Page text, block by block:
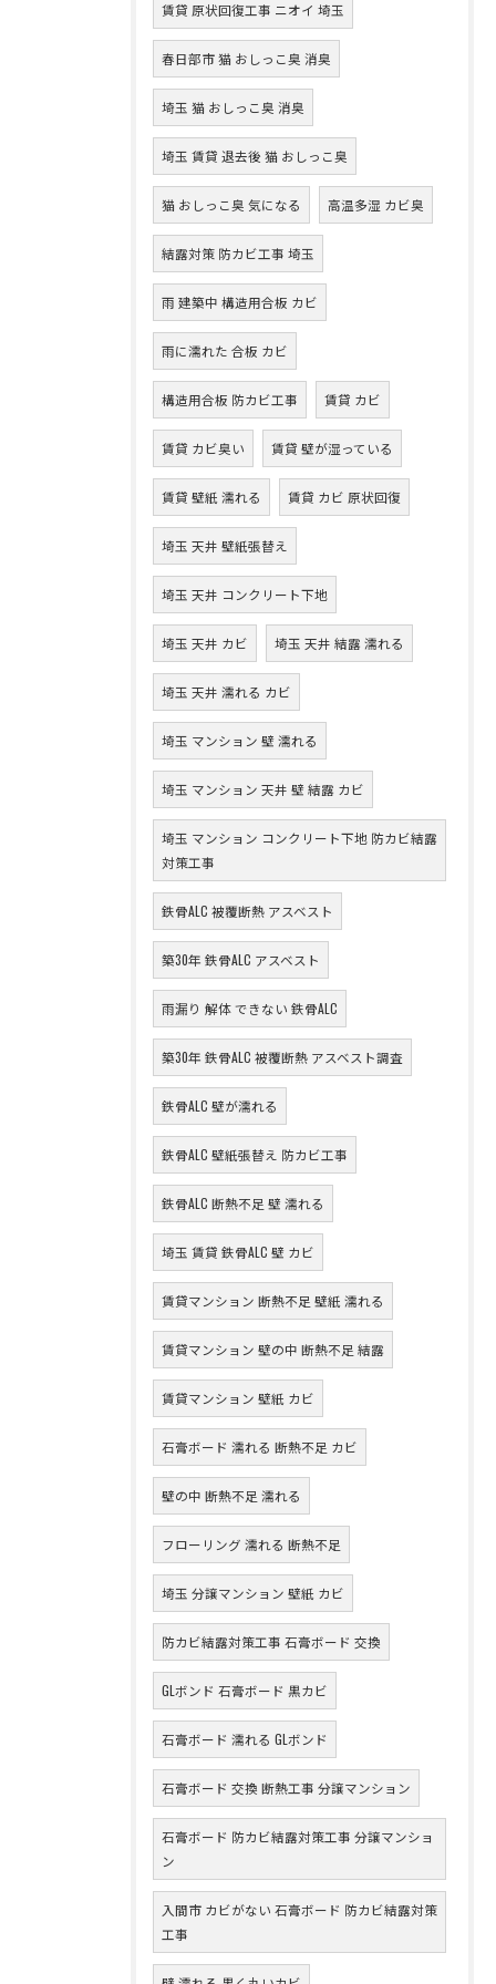
賃貸 原状回復工事 ニオイ 埼玉
春日部市 猫 おしっこ臭 消臭
埼玉 猫 おしっこ臭 消臭
埼玉 賃貸 退去後 猫 おしっこ臭
猫 おしっこ臭 気になる 高温多湿 カビ臭
結露対策 防カビ工事 埼玉
雨 建築中 構造用合板 カビ
雨に濡れた 合板 カビ
構造用合板 防カビ工事 賃貸 カビ
賃貸 カビ臭い 賃貸 壁が湿っている
賃貸 壁紙 濡れる 賃貸 カビ 原状回復
埼玉 天井 壁紙張替え
埼玉 天井 コンクリート下地
埼玉 天井 カビ 埼玉 天井 結露 濡れる
埼玉 天井 濡れる カビ
埼玉 マンション 壁 濡れる
埼玉 マンション 天井 壁 結露 カビ
埼玉 マンション コンクリート下地 防カビ結露
対策工事
鉄骨ALC 被覆断熱 アスベスト
築30年 鉄骨ALC アスベスト
雨漏り 解体 できない 鉄骨ALC
築30年 鉄骨ALC 被覆断熱 アスベスト調査
鉄骨ALC 壁が濡れる
鉄骨ALC 壁紙張替え 防カビ工事
鉄骨ALC 断熱不足 壁 濡れる
埼玉 賃貸 鉄骨ALC 壁 カビ
賃貸マンション 断熱不足 壁紙 濡れる
賃貸マンション 壁の中 断熱不足 結露
賃貸マンション 壁紙 カビ
石膏ボード 濡れる 断熱不足 カビ
壁の中 断熱不足 濡れる
フローリング 濡れる 断熱不足
埼玉 分譲マンション 壁紙 カビ
防カビ結露対策工事 石膏ボード 交換
GLボンド 石膏ボード 黒カビ
石膏ボード 濡れる GLボンド
石膏ボード 交換 断熱工事 分譲マンション
石膏ボード 防カビ結露対策工事 分譲マンショ
ン
入間市 カビがない 石膏ボード 防カビ結露対策
工事